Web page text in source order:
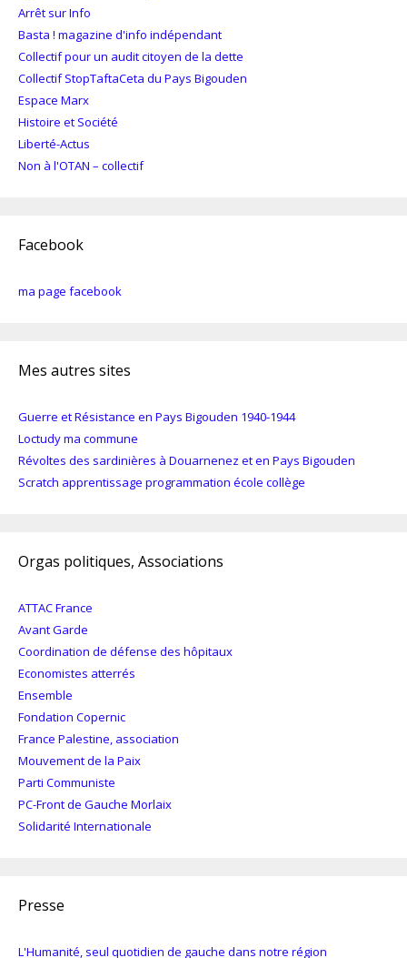
Arrêt sur Info
Basta ! magazine d'info indépendant
Collectif pour un audit citoyen de la dette
Collectif StopTaftaCeta du Pays Bigouden
Espace Marx
Histoire et Société
Liberté-Actus
Non à l'OTAN – collectif
Facebook
ma page facebook
Mes autres sites
Guerre et Résistance en Pays Bigouden 1940-1944
Loctudy ma commune
Révoltes des sardinières à Douarnenez et en Pays Bigouden
Scratch apprentissage programmation école collège
Orgas politiques, Associations
ATTAC France
Avant Garde
Coordination de défense des hôpitaux
Economistes atterrés
Ensemble
Fondation Copernic
France Palestine, association
Mouvement de la Paix
Parti Communiste
PC-Front de Gauche Morlaix
Solidarité Internationale
Presse
L'Humanité, seul quotidien de gauche dans notre région